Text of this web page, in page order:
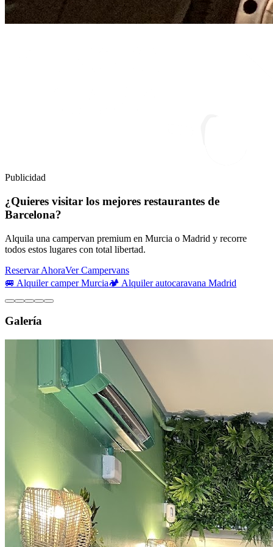
Publicidad
¿Quieres visitar los mejores restaurantes de
Barcelona?
Alquila una campervan premium en Murcia o Madrid y recorre
todos estos lugares con total libertad.
Reservar AhoraVer Campervans
🚐 Alquiler camper Murcia🏕️ Alquiler autocaravana Madrid
Galería